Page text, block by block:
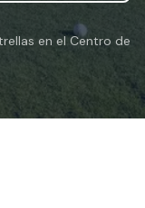
en el Centro de